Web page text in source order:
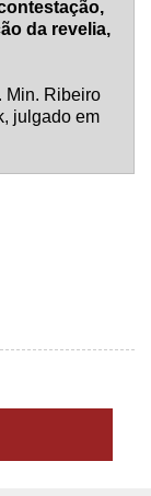
da revelia,
Min. Ribeiro
julgado em